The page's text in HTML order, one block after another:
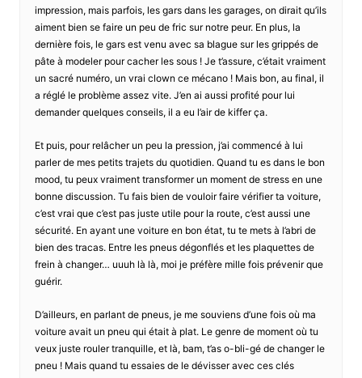
impression, mais parfois, les gars dans les garages, on dirait qu’ils
aiment bien se faire un peu de fric sur notre peur. En plus, la
dernière fois, le gars est venu avec sa blague sur les grippés de
pâte à modeler pour cacher les sous ! Je t’assure, c’était vraiment
un sacré numéro, un vrai clown ce mécano ! Mais bon, au final, il
a réglé le problème assez vite. J’en ai aussi profité pour lui
demander quelques conseils, il a eu l’air de kiffer ça.
Et puis, pour relâcher un peu la pression, j’ai commencé à lui
parler de mes petits trajets du quotidien. Quand tu es dans le bon
mood, tu peux vraiment transformer un moment de stress en une
bonne discussion. Tu fais bien de vouloir faire vérifier ta voiture,
c’est vrai que c’est pas juste utile pour la route, c’est aussi une
sécurité. En ayant une voiture en bon état, tu te mets à l’abri de
bien des tracas. Entre les pneus dégonflés et les plaquettes de
frein à changer… uuuh là là, moi je préfère mille fois prévenir que
guérir.
D’ailleurs, en parlant de pneus, je me souviens d’une fois où ma
voiture avait un pneu qui était à plat. Le genre de moment où tu
veux juste rouler tranquille, et là, bam, t’as o-bli-gé de changer le
pneu ! Mais quand tu essaies de le dévisser avec ces clés